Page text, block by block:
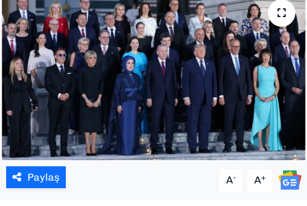
Paylaş A- A+
YAŞAM
YEREL YÖNETİMLER